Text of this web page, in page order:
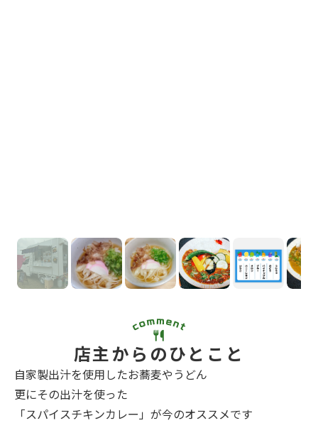
店主からのひとこと
自家製出汁を使用したお蕎麦やうどん
更にその出汁を使った
「スパイスチキンカレー」が今のオススメです